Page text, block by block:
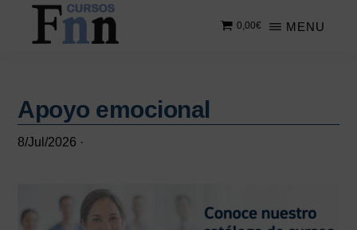
Saltar
contenido
Saltar
principal
online
MENU
0,00€
Apoyo emocional
8/Jul/2026 ·